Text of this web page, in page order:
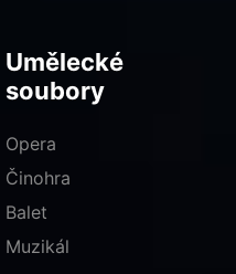
Umělecké
soubory
Opera
Činohra
Balet
Muzikál